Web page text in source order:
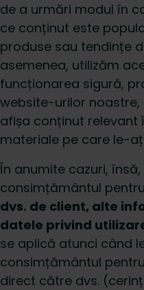
de a urmări modul în
ce conținut este
produse sau tendințe
asemenea, utilizăm
funcționarea sigură,
website-urilor
afișa conținut relevant
materiale pe care le-
În anumite cazuri,
consimțământul
dvs. de client, alte
datele privind
se aplică atunci când
consimțământul
direct către dvs.